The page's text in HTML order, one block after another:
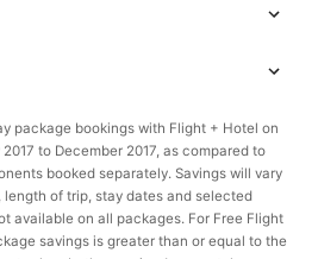
package bookings with Flight + Hotel on
to December 2017, as compared to
booked separately. Savings will vary
of trip, stay dates and selected
available on all packages. For Free Flight
savings is greater than or equal to the